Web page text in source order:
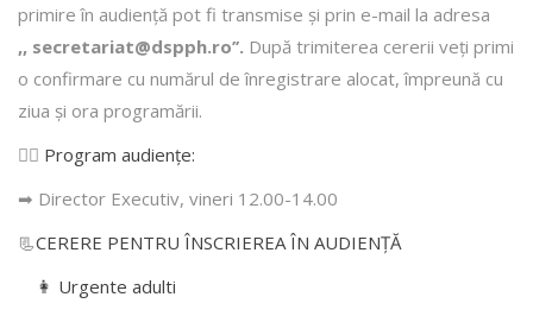
primire în audienţă pot fi transmise şi prin e-mail la adresa
,, secretariat@dspph.ro’’. După trimiterea cererii veţi primi
o confirmare cu numărul de înregistrare alocat, împreună cu
ziua şi ora programării.
👩‍⚕️ Program audiențe:
➡ Director Executiv, vineri 12.00-14.00
📃CERERE PENTRU ÎNSCRIEREA ÎN AUDIENŢĂ
👩 Urgente adulti